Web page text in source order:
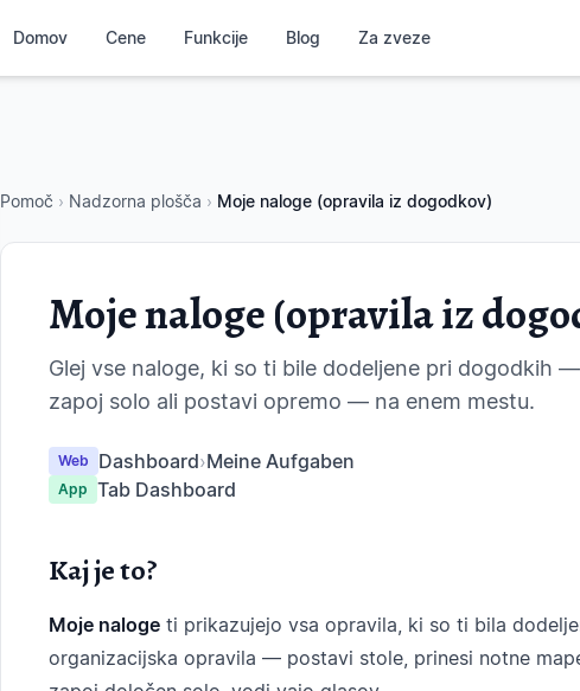
Domov Cene Funkcije Blog Za zveze
Pomoč › Nadzorna plošča › Moje naloge (opravila iz dogodkov)
Moje naloge (opravila iz
Glej vse naloge, ki so ti bile dodeljene pri dogodkih
zapoj solo ali postavi opremo — na enem mestu.
Web Dashboard›Meine Aufgaben
App Tab Dashboard
Kaj je to?
Moje naloge ti prikazujejo vsa opravila, ki so ti bila
organizacijska opravila — postavi stole, prinesi notne